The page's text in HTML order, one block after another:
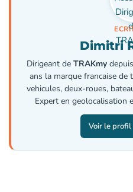
Dimitri
Dirigeant de TRAKmy
ans la marque francaise de
vehicules, deux-roues,
Expert en geolocalisation
Voir le profil